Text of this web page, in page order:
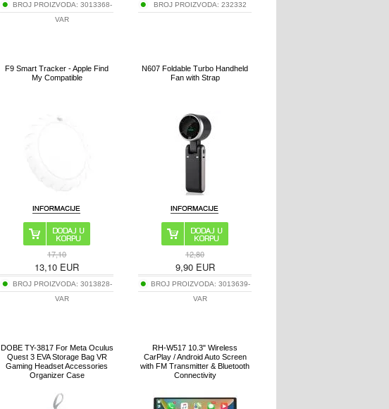
BROJ PROIZVODA: 3013368-
VAR
BROJ PROIZVODA:232332
F9 Smart Tracker - Apple Find
My Compatible
17,10
13,10 EUR
BROJ PROIZVODA: 3013828-
VAR
N607 Foldable Turbo Handheld
Fan with Strap
12,80
9,90EUR
BROJ PROIZVODA: 3013639-
VAR
DOBE TY-3817 For Meta Oculus
Quest 3 EVA Storage Bag VR
Gaming Headset Accessories
Organizer Case
RH-W517 10.3" Wireless
CarPlay / Android Auto Screen
with FM Transmitter & Bluetooth
Connectivity